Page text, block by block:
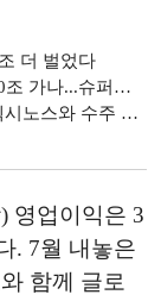
더 벌었다
퍼사이클 기대감
스와 수주 경쟁
영업이익은 3
. 7월 내놓은
함께 글로